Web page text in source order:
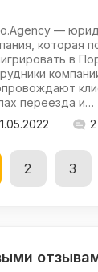
—
которая
в
переезда и…
2 3